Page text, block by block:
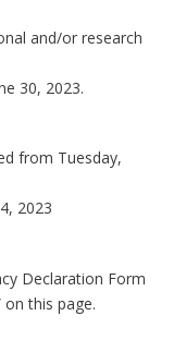
and/or research
30, 2023.
from Tuesday,
2023
Declaration Form
on this page.